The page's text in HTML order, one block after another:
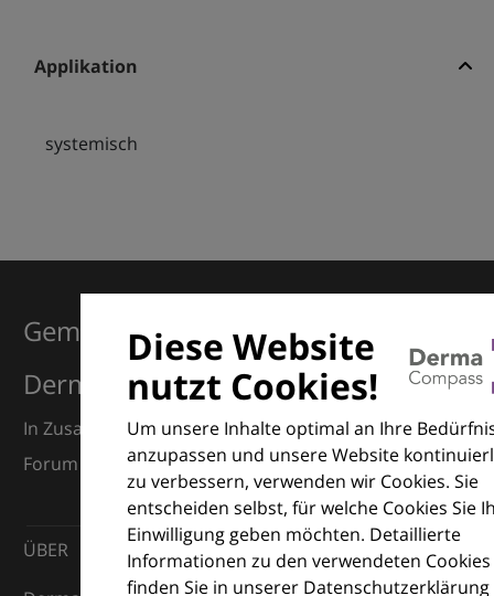
Applikation
systemisch
Diese Website
nutzt Cookies!
Um unsere Inhalte optimal an Ihre
anzupassen und unsere Website
zu verbessern, verwenden wir Cookies. Sie
entscheiden selbst, für welche Cookies Sie
Einwilligung geben möchten. Detaillierte
Informationen zu den verwendeten Cookies
finden Sie in unserer Datenschutzerklärung
Gemeinsam für Exzellenz in der
Dermatologie
In Zusammenarbeit mit dem European Dermatology
Forum (EDF) und Euroderm Excellence
ÜBER